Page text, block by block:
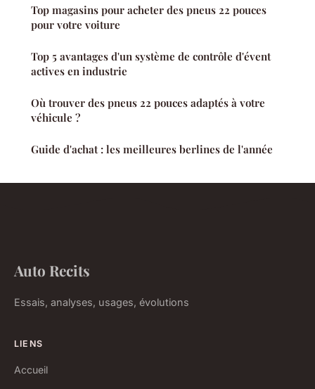
Top magasins pour acheter des pneus 22 pouces
pour votre voiture
Top 5 avantages d'un système de contrôle d'évent
actives en industrie
Où trouver des pneus 22 pouces adaptés à votre
véhicule ?
Guide d'achat : les meilleures berlines de l'année
Auto Recits
Essais, analyses, usages, évolutions
LIENS
Accueil